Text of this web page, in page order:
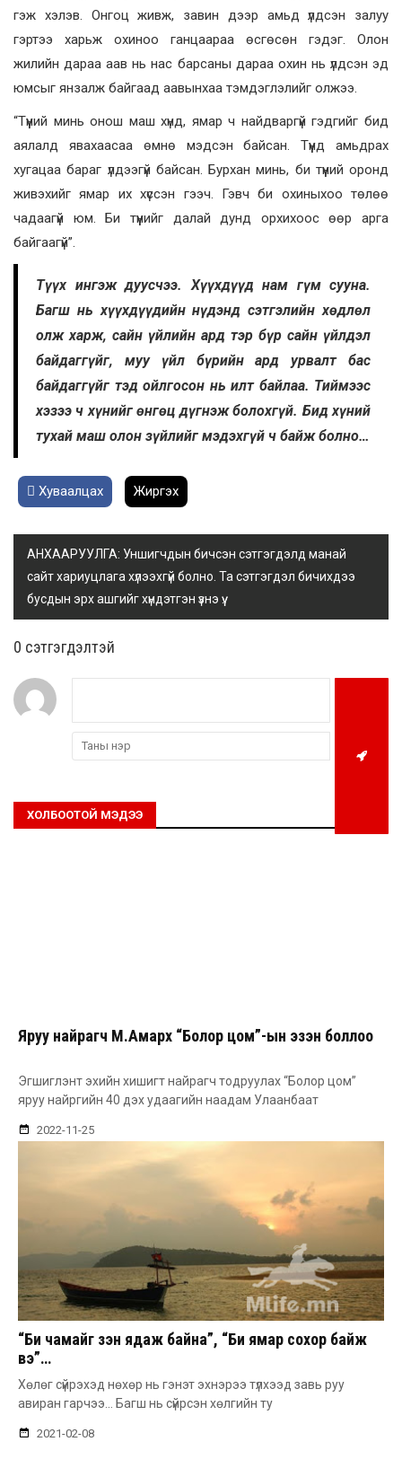
гэж хэлэв. Онгоц живж, завин дээр амьд үлдсэн залуу
гэртээ харьж охиноо ганцаараа өсгөсөн гэдэг. Олон
жилийн дараа аав нь нас барсаны дараа охин нь үлдсэн эд
юмсыг янзалж байгаад аавынхаа тэмдэглэлийг олжээ.
“Түүний минь онош маш хүнд, ямар ч найдваргүй гэдгийг бид
аялалд явахаасаа өмнө мэдсэн байсан. Түүнд амьдрах
хугацаа бараг үлдээгүй байсан. Бурхан минь, би түүний оронд
живэхийг ямар их хүссэн гээч. Гэвч би охиныхоо төлөө
чадаагүй юм. Би түүнийг далай дунд орхихоос өөр арга
байгаагүй”.
Түүх ингэж дуусчээ. Хүүхдүүд нам гүм сууна.
Багш нь хүүхдүүдийн нүдэнд сэтгэлийн хөдлөл
олж харж, сайн үйлийн ард тэр бүр сайн үйлдэл
байдаггүйг, муу үйл бүрийн ард урвалт бас
байдаггүйг тэд ойлгосон нь илт байлаа. Тиймээс
хэзээ ч хүнийг өнгөц дүгнэж болохгүй. Бид хүний
тухай маш олон зүйлийг мэдэхгүй ч байж болно…
Хуваалцах Жиргэх
АНХААРУУЛГА: Уншигчдын бичсэн сэтгэгдэлд манай
сайт хариуцлага хүлээхгүй болно. Та сэтгэгдэл бичихдээ
бусдын эрх ашгийг хүндэтгэн үзнэ үү.
0 cэтгэгдэлтэй
ХОЛБООТОЙ МЭДЭЭ
Яруу найрагч М.Амархүү “Болор цом”-ын эзэн боллоо
Эгшиглэнт эхийн хишигт найрагч тодруулах “Болор цом”
яруу найргийн 40 дэх удаагийн наадам Улаанбаат
2022-11-25
“Би чамайг үзэн ядаж байна”, “Би ямар сохор байж
вэ”…
Хѳлѳг сүйрэхэд нөхөр нь гэнэт эхнэрээ түлхээд завь руу
авиран гарчээ… Багш нь сүйрсэн хөлгийн ту
2021-02-08